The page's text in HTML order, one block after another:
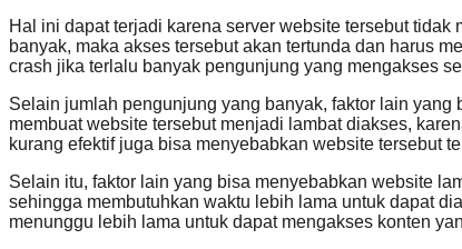
Hal ini dapat terjadi karena server website tersebut
banyak, maka akses tersebut akan tertunda dan harus
crash jika terlalu banyak pengunjung yang mengakses
Selain jumlah pengunjung yang banyak, faktor lain
membuat website tersebut menjadi lambat diakses,
kurang efektif juga bisa menyebabkan website tersebut
Selain itu, faktor lain yang bisa menyebabkan website
sehingga membutuhkan waktu lebih lama untuk dapat
menunggu lebih lama untuk dapat mengakses konten